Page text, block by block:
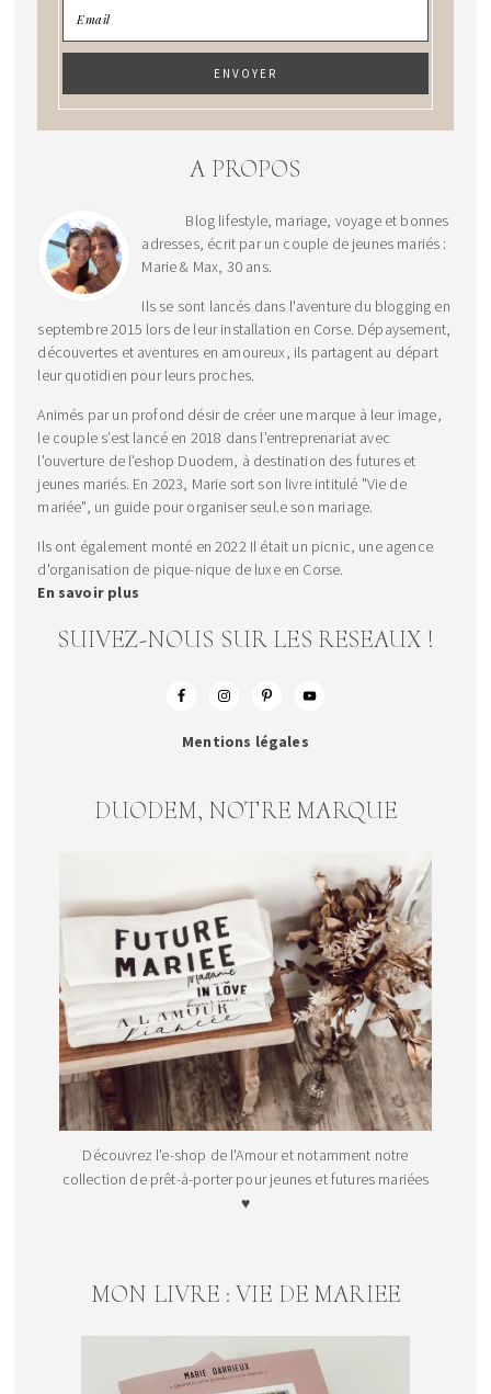
A PROPOS
Blog lifestyle, mariage, voyage et bonnes
adresses, écrit par un couple de jeunes mariés :
Marie & Max, 30 ans.
Ils se sont lancés dans l'aventure du blogging en
septembre 2015 lors de leur installation en Corse. Dépaysement,
découvertes et aventures en amoureux, ils partagent au départ
leur quotidien pour leurs proches.
Animés par un profond désir de créer une marque à leur image,
le couple s’est lancé en 2018 dans l’entreprenariat avec
l'ouverture de l'eshop Duodem, à destination des futures et
jeunes mariés. En 2023, Marie sort son livre intitulé "Vie de
mariée", un guide pour organiser seul.e son mariage.
Ils ont également monté en 2022 Il était un picnic, une agence
d'organisation de pique-nique de luxe en Corse.
En savoir plus
SUIVEZ-NOUS SUR LES RESEAUX !
Mentions légales
DUODEM, NOTRE MARQUE
Découvrez l'e-shop de l'Amour et notamment notre
collection de prêt-à-porter pour jeunes et futures mariées
♥
MON LIVRE : VIE DE MARIEE